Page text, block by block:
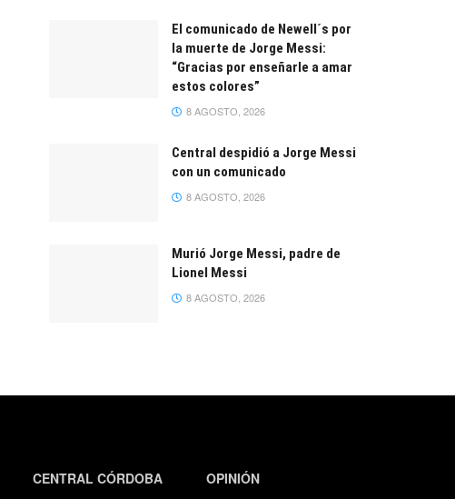
El comunicado de Newell´s por
la muerte de Jorge Messi:
“Gracias por enseñarle a amar
estos colores”
8 AGOSTO, 2026
Central despidió a Jorge Messi
con un comunicado
8 AGOSTO, 2026
Murió Jorge Messi, padre de
Lionel Messi
8 AGOSTO, 2026
CENTRAL CÓRDOBA
OPINIÓN